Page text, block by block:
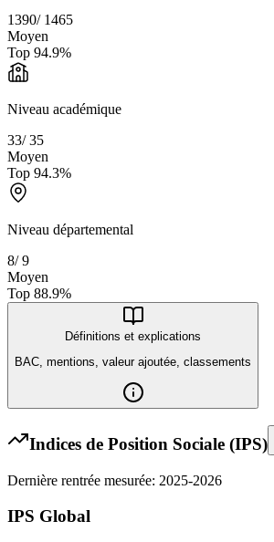
1390/ 1465
Moyen
Top 94.9%
Niveau académique
33/35
Moyen
Top 94.3%
Niveau départemental
8/9
Moyen
Top 88.9%
Définitions et explications
BAC, mentions, valeur ajoutée, classements
Indices de Position Sociale (IPS)
Dernière rentrée mesurée: 2025-2026
IPS Global